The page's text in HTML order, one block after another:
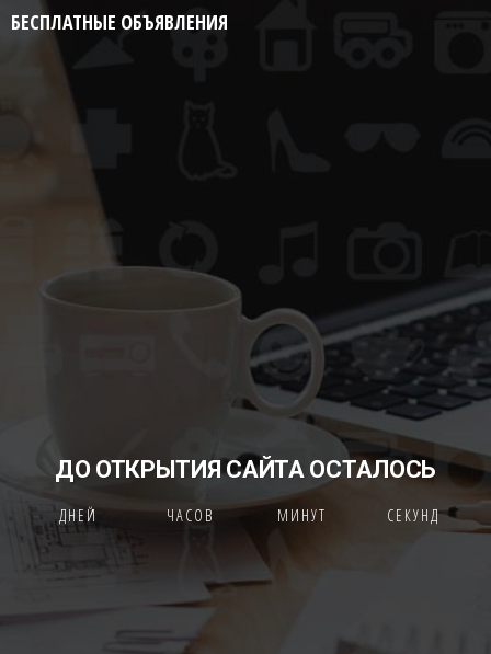
БЕСПЛАТНЫЕ ОБЪЯВЛЕНИЯ
ДО ОТКРЫТИЯ САЙТА ОСТАЛОСЬ
ДНЕЙ ЧАСОВ МИНУТ СЕКУНД